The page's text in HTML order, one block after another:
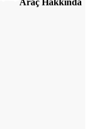
Araç Hakkında